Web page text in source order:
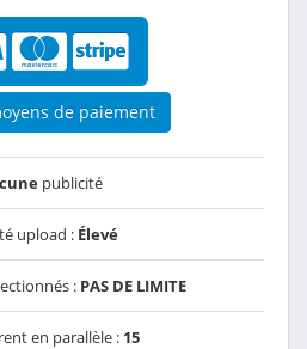
de paiement
publicité
upload : Élevé
: PAS DE LIMITE
en parallèle : 15